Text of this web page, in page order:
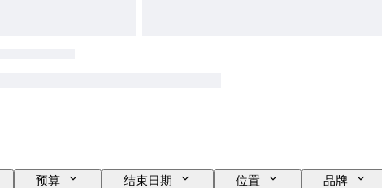
预算 结束日期 位置 品牌